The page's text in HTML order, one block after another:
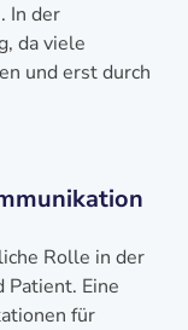
In der
da viele
und erst durch
Rolle in der
Patient. Eine
für